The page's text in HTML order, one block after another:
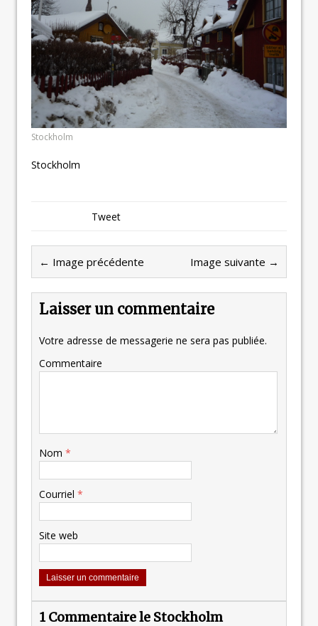
Stockholm
Stockholm
Tweet
← Image précédente Image suivante →
Laisser un commentaire
Votre adresse de messagerie ne sera pas publiée.
Commentaire
Nom *
Courriel *
Site web
1 Commentaire le Stockholm